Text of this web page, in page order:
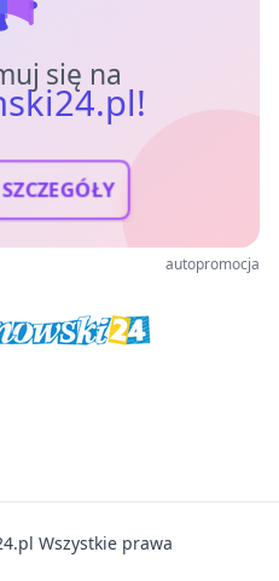
się na
autopromocja
Wszystkie prawa